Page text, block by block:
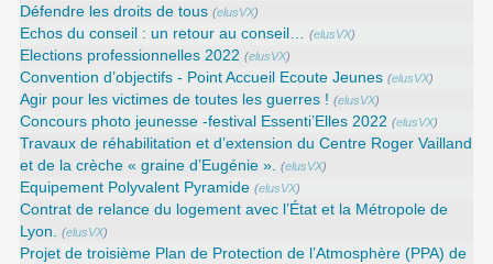
Défendre les droits de tous (elusVX)
Echos du conseil : un retour au conseil… (elusVX)
Elections professionnelles 2022 (elusVX)
Convention d’objectifs - Point Accueil Ecoute Jeunes (elusVX)
Agir pour les victimes de toutes les guerres ! (elusVX)
Concours photo jeunesse -festival Essenti’Elles 2022 (elusVX)
Travaux de réhabilitation et d’extension du Centre Roger Vailland
et de la crèche « graine d’Eugénie ». (elusVX)
Equipement Polyvalent Pyramide (elusVX)
Contrat de relance du logement avec l’État et la Métropole de
Lyon. (elusVX)
Projet de troisième Plan de Protection de l’Atmosphère (PPA) de